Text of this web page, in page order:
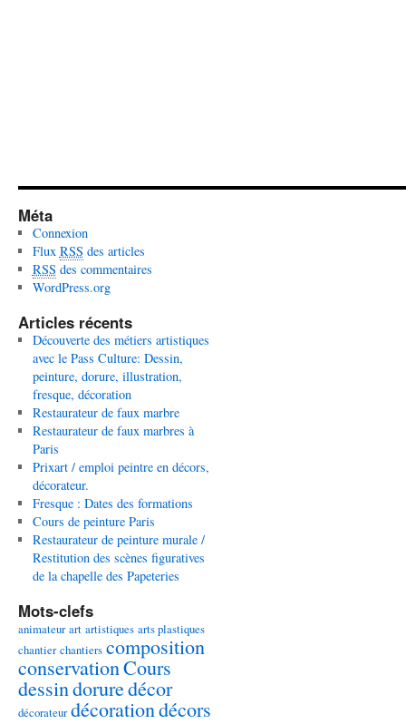
Méta
Connexion
Flux RSS des articles
RSS des commentaires
WordPress.org
Articles récents
Découverte des métiers artistiques
avec le Pass Culture: Dessin,
peinture, dorure, illustration,
fresque, décoration
Restaurateur de faux marbre
Restaurateur de faux marbres à
Paris
Prixart / emploi peintre en décors,
décorateur.
Fresque : Dates des formations
Cours de peinture Paris
Restaurateur de peinture murale /
Restitution des scènes figuratives
de la chapelle des Papeteries
Mots-clefs
animateur art artistiques arts plastiques
chantier chantiers composition
conservationCours
dessindoruredécor
décorateur décorationdécors